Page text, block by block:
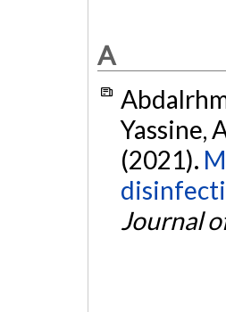
A
Yassine,
(2021).
Journal